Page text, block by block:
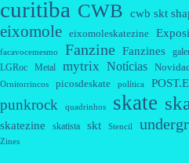
curitiba CWB cwb skt
eixomole eixomoleskatezine
facavocemesmo Fanzine Fanzines
LGRoc Metal mytrix Notícias
Ornitorrincos picosdeskate política POST.E
punkrock quadrinhos skate
skatezine skatista skt Stencil
Zines